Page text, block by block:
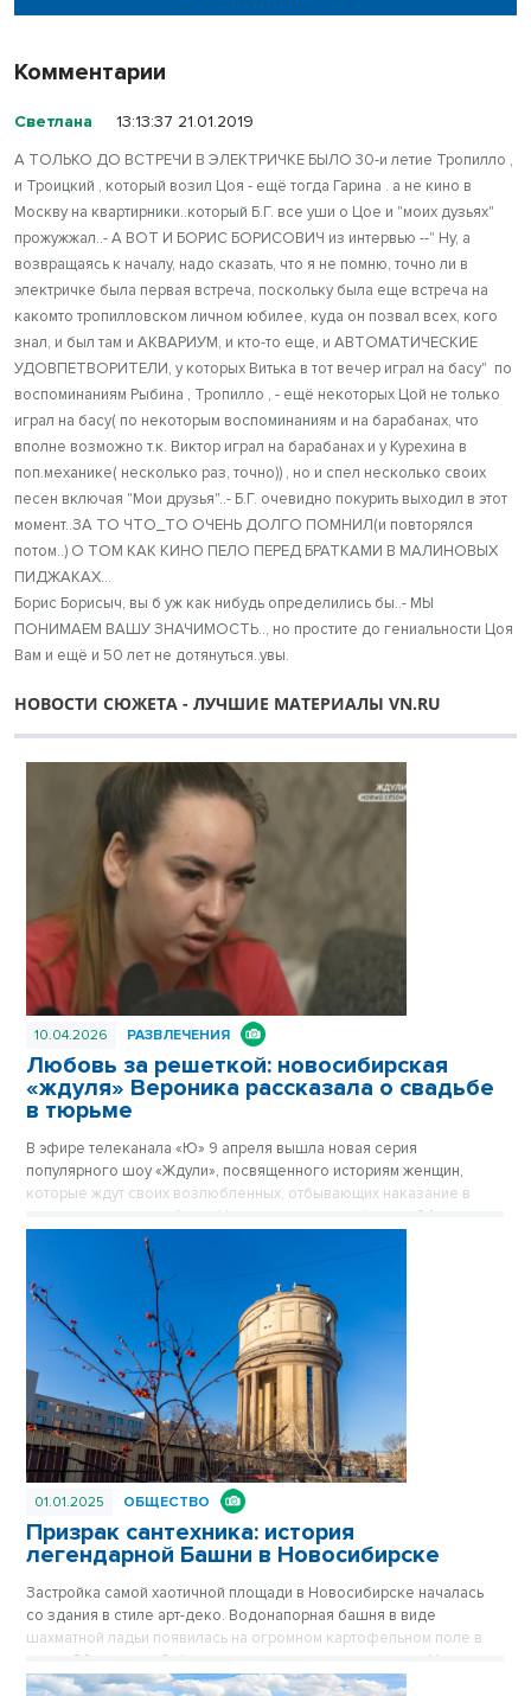
Комментарии
Светлана 13:13:37 21.01.2019
А ТОЛЬКО ДО ВСТРЕЧИ В ЭЛЕКТРИЧКЕ БЫЛО 30-и летие Тропилло ,
и Троицкий , который возил Цоя - ещё тогда Гарина . а не кино в
Москву на квартирники..который Б.Г. все уши о Цое и "моих дузьях"
прожужжал..- А ВОТ И БОРИС БОРИСОВИЧ из интервью --" Ну, а
возвращаясь к началу, надо сказать, что я не помню, точно ли в
электричке была первая встреча, поскольку была еще встреча на
какомто тропилловском личном юбилее, куда он позвал всех, кого
знал, и был там и АКВАРИУМ, и кто-то еще, и АВТОМАТИЧЕСКИЕ
УДОВПЕТВОРИТЕЛИ, у которых Витька в тот вечер играл на басу" по
воспоминаниям Рыбина , Тропилло , - ещё некоторых Цой не только
играл на басу( по некоторым воспоминаниям и на барабанах, что
вполне возможно т.к. Виктор играл на барабанах и у Курехина в
поп.механике( несколько раз, точно)) , но и спел несколько своих
песен включая "Мои друзья"..- Б.Г. очевидно покурить выходил в этот
момент..ЗА ТО ЧТО_ТО ОЧЕНЬ ДОЛГО ПОМНИЛ(и повторялся
потом..) О ТОМ КАК КИНО ПЕЛО ПЕРЕД БРАТКАМИ В МАЛИНОВЫХ
ПИДЖАКАХ...
Борис Борисыч, вы б уж как нибудь определились бы..- МЫ
ПОНИМАЕМ ВАШУ ЗНАЧИМОСТЬ.., но простите до гениальности Цоя
Вам и ещё и 50 лет не дотянуться..увы.
НОВОСТИ СЮЖЕТА - ЛУЧШИЕ МАТЕРИАЛЫ VN.RU
10.04.2026 РАЗВЛЕЧЕНИЯ
Любовь за решеткой: новосибирская
«ждуля» Вероника рассказала о свадьбе
в тюрьме
В эфире телеканала «Ю» 9 апреля вышла новая серия
популярного шоу «Ждули», посвященного историям женщин,
которые ждут своих возлюбленных, отбывающих наказание в
местах лишения свободы. На этот раз героиней стала 24-летняя
жительница Новосибирска Вероника Свирюкова, которая
оказалась перед сложным выбором: связать свою жизнь с
заключенным Дмитрием Лыткиным или прислушаться к мнению
близких. Отсутствие поддержки со стороны родных и друзей,
кажется, не остановило девушку, но реальность оказалась
суровее ожиданий.
01.01.2025 ОБЩЕСТВО
Призрак сантехника: история
легендарной Башни в Новосибирске
Застройка самой хаотичной площади в Новосибирске началась
со здания в стиле арт-деко. Водонапорная башня в виде
шахматной ладьи появилась на огромном картофельном поле в
конце 30-х годов. Сейчас стильное здание на площади Маркса
спрятано за хрущевками, его хорошо видно только с высоких